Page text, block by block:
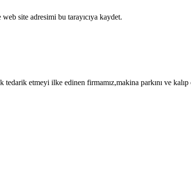
site adresimi bu tarayıcıya kaydet.
tedarik etmeyi ilke edinen firmamız,makina parkını ve